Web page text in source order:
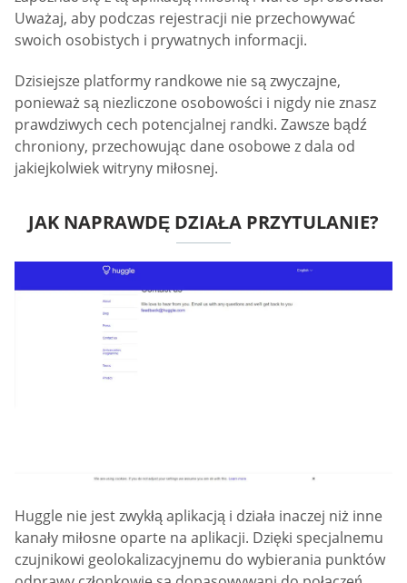
Uważaj, aby podczas rejestracji nie przechowywać
swoich osobistych i prywatnych informacji.
Dzisiejsze platformy randkowe nie są zwyczajne,
ponieważ są niezliczone osobowości i nigdy nie znasz
prawdziwych cech potencjalnej randki. Zawsze bądź
chroniony, przechowując dane osobowe z dala od
jakiejkolwiek witryny miłosnej.
JAK NAPRAWDĘ DZIAŁA PRZYTULANIE?
Huggle nie jest zwykłą aplikacją i działa inaczej niż inne
kanały miłosne oparte na aplikacji. Dzięki specjalnemu
czujnikowi geolokalizacyjnemu do wybierania punktów